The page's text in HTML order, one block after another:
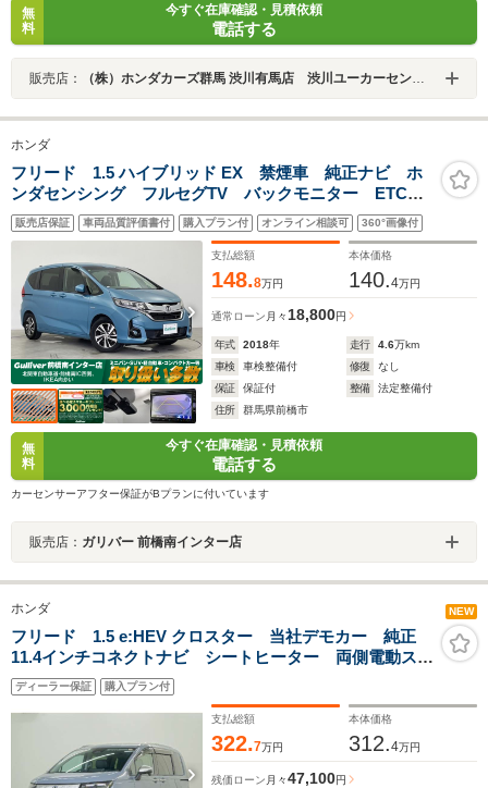
無
料
今すぐ在庫確認・見積依頼
電話する
販売店： （株）ホンダカーズ群馬 渋川有馬店 渋川ユーカーセンター
ホンダ
フリード 1.5 ハイブリッド EX 禁煙車 純正ナビ ホ
ンダセンシング フルセグTV バックモニター ETC
両側パワースライドドア LEDヘッドライト レーンキ
ープアシスト 純正ホロアマット 純正アルミホイー
販売店保証 車両品質評価書付 購入プラン付 オンライン相談可 360°画像付
支払総額
148.8万円
本体価格
140.4万円
通常ローン 月々 18,800円
年式 2018年 走行 4.6万km
車検
車検整備付 修復
なし
保証
保証付 整備
法定整備付
住所
群馬県前橋市
無
料
今すぐ在庫確認・見積依頼
電話する
カーセンサーアフター保証がBプランに付いています
販売店： ガリバー 前橋南インター店
ホンダ NEW
フリード 1.5 e:HEV クロスター 当社デモカー 純正
11.4インチコネクトナビ シートヒーター 両側電動スラ
イドドア LEDヘッドライト オートハイビーム ブラ
インドスポットインフォメーション 渋滞追従機能付き
ACC 衝突軽減ブレーキ
ディーラー保証 購入プラン付
支払総額
322.7万円
本体価格
312.4万円
残価ローン 月々47,100円